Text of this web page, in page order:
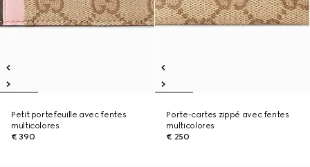
Petit portefeuille avec fentes
multicolores
€ 390
Porte-cartes zippé avec fentes
multicolores
€ 250